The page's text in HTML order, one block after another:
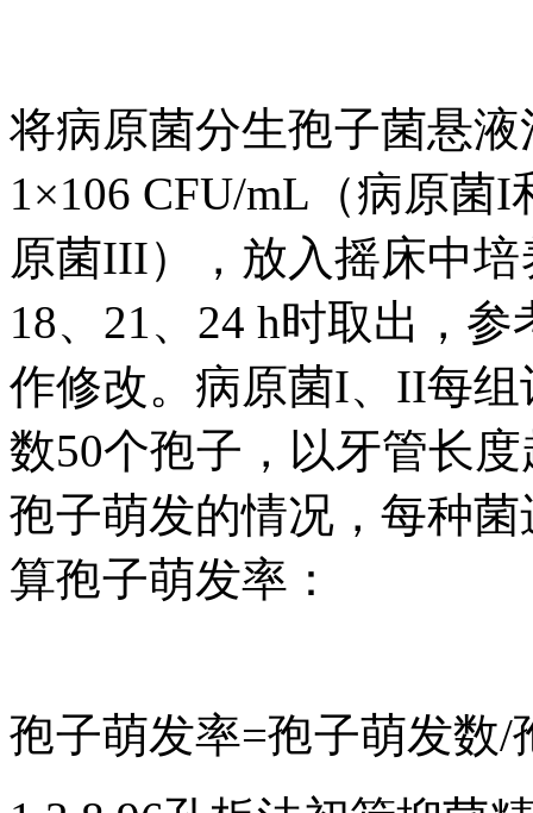
将病原菌分生孢子菌悬
1×106 CFU/mL（病原菌
原菌III），放入摇床中
18、21、24 h时取出，
作修改。病原菌I、II每
数50个孢子，以牙管长
孢子萌发的情况，每种
算孢子萌发率：
孢子萌发率=孢子萌发数/